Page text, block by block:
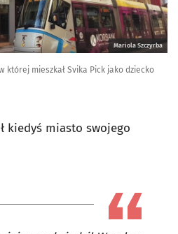
Mariola Szczyrba
której mieszkał Svika Pick jako dziecko
kiedyś miasto swojego